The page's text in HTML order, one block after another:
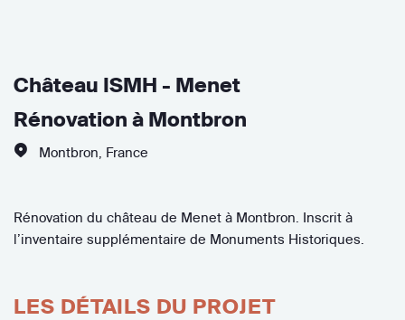
Château ISMH - Menet
Rénovation à Montbron
Montbron France
Rénovation du château de Menet à Montbron. Inscrit à
l’inventaire supplémentaire de Monuments Historiques.
LES DÉTAILS DU PROJET